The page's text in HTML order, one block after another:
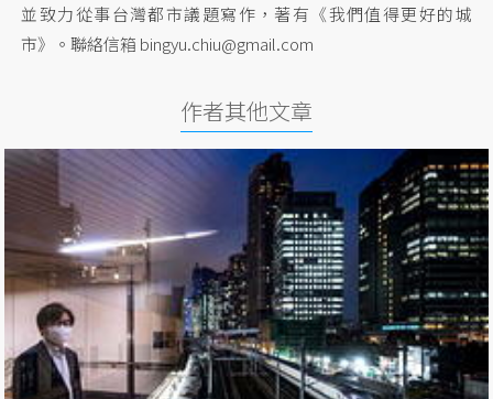
並致力從事台灣都市議題寫作，著有《我們值得更好的城
市》。聯絡信箱 bingyu.chiu@gmail.com
作者其他文章